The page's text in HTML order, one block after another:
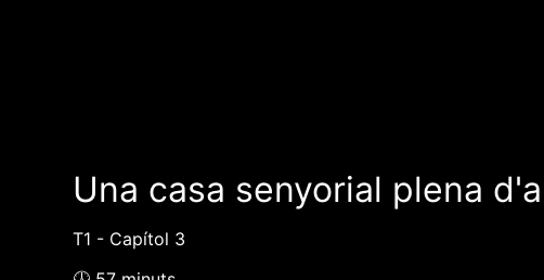
Una casa senyorial plena
T1 - Capítol 3